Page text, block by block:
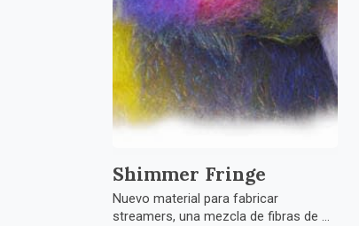
Shimmer Fringe
Nuevo material para fabricar
streamers, una mezcla de fibras de ...